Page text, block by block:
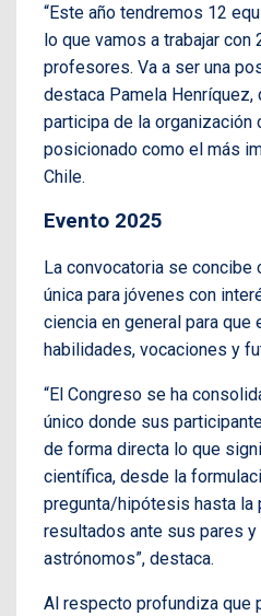
“Este año tendremos 12
lo que vamos a trabajar
profesores. Va a ser una
destaca Pamela Henríquez,
participa de la organización
posicionado como el más
Chile.
Evento 2025
La convocatoria se concibe
única para jóvenes con
ciencia en general para que
habilidades, vocaciones y
“El Congreso se ha
único donde sus
de forma directa lo que
científica, desde la
pregunta/hipótesis hasta la
resultados ante sus pares y
astrónomos”, destaca.
Al respecto profundiza que